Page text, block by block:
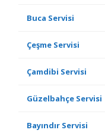
Buca Servisi
Çeşme Servisi
Çamdibi Servisi
Güzelbahçe Servisi
Bayındır Servisi